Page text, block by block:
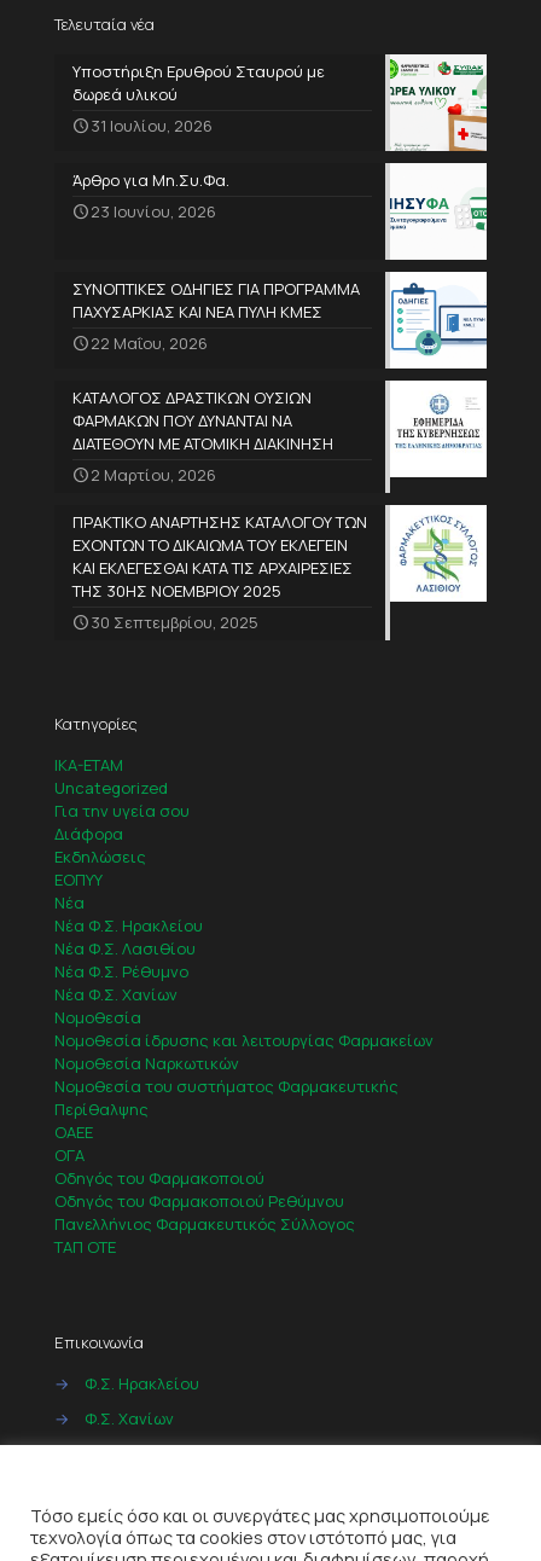
Τελευταία νέα
Υποστήριξη Ερυθρού Σταυρού με
δωρεά υλικού
31 Ιουλίου, 2026
Άρθρο για Μη.Συ.Φα.
23 Ιουνίου, 2026
ΣΥΝΟΠΤΙΚΕΣ ΟΔΗΓΙΕΣ ΓΙΑ ΠΡΟΓΡΑΜΜΑ
ΠΑΧΥΣΑΡΚΙΑΣ ΚΑΙ ΝΕΑ ΠΥΛΗ ΚΜΕΣ
22 Μαΐου, 2026
ΚΑΤΑΛΟΓΟΣ ΔΡΑΣΤΙΚΩΝ ΟΥΣΙΩΝ
ΦΑΡΜΑΚΩΝ ΠΟΥ ΔΥΝΑΝΤΑΙ ΝΑ
ΔΙΑΤΕΘΟΥΝ ΜΕ ΑΤΟΜΙΚΗ ΔΙΑΚΙΝΗΣΗ
2 Μαρτίου, 2026
ΠΡΑΚΤΙΚΟ ΑΝΑΡΤΗΣΗΣ ΚΑΤΑΛΟΓΟΥ ΤΩΝ
ΕΧΟΝΤΩΝ ΤΟ ΔΙΚΑΙΩΜΑ ΤΟΥ ΕΚΛΕΓΕΙΝ
ΚΑΙ ΕΚΛΕΓΕΣΘΑΙ ΚΑΤΑ ΤΙΣ ΑΡΧΑΙΡΕΣΙΕΣ
ΤΗΣ 30ΗΣ ΝΟΕΜΒΡΙΟΥ 2025
30 Σεπτεμβρίου, 2025
Κατηγορίες
IKA-ETAM
Uncategorized
Για την υγεία σου
Διάφορα
Εκδηλώσεις
ΕΟΠΥΥ
Νέα
Νέα Φ.Σ. Ηρακλείου
Νέα Φ.Σ. Λασιθίου
Νέα Φ.Σ. Ρέθυμνο
Νέα Φ.Σ. Χανίων
Νομοθεσία
Νομοθεσία ίδρυσης και λειτουργίας Φαρμακείων
Νομοθεσία Ναρκωτικών
Νομοθεσία του συστήματος Φαρμακευτικής
Περίθαλψης
ΟΑΕΕ
ΟΓΑ
Οδηγός του Φαρμακοποιού
Οδηγός του Φαρμακοποιού Ρεθύμνου
Πανελλήνιος Φαρμακευτικός Σύλλογος
ΤΑΠ ΟΤΕ
Επικοινωνία
→
Φ.Σ. Ηρακλείου
→
Φ.Σ. Χανίων
Τόσο εμείς όσο και οι συνεργάτες μας χρησιμοποιούμε
τεχνολογία όπως τα cookies στον ιστότοπό μας, για